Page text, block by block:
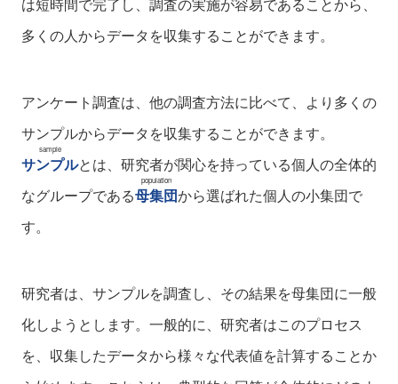
は短時間で完了し、調査の実施が容易であることから、
多くの人からデータを収集することができます。
アンケート調査は、他の調査方法に比べて、より多くの
サンプルからデータを収集することができます。
サンプル
sample
とは、研究者が関心を持っている個人の全体的
なグループである母集団
population
から選ばれた個人の小集団で
す。
研究者は、サンプルを調査し、その結果を母集団に一般
化しようとします。一般的に、研究者はこのプロセス
を、収集したデータから様々な代表値を計算することか